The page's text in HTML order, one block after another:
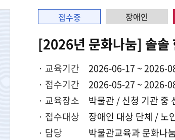
열람·복제·매도 학술세미나 법령
접수중 장애인
[2026년 문화나눔] 솔솔
· 교육기간
2026-06-17 ~ 2026-
· 접수기간
2026-05-27 ~ 2026-
· 교육장소
박물관 / 신청 기관 중
· 접수대상
장애인 대상 단체 / 노
· 담당
박물관교육과 문화나